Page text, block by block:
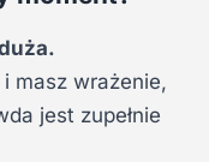
masz wrażenie,
jest zupełnie